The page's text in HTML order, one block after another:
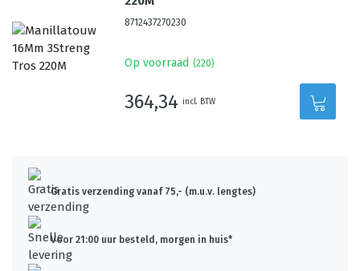
8712437270230
Op voorraad (220)
364,34 incl. BTW
Gratis verzending vanaf 75,- (m.u.v. lengtes)
Voor 21:00 uur besteld, morgen in huis*